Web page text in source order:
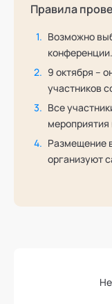
Правила
Возможно
конференции.
9 октября –
участников
Все
мероприятия
Размещение
организуют